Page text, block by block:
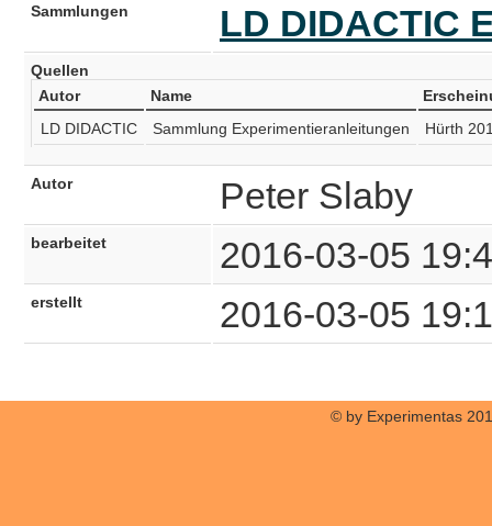
Sammlungen LD DIDACTIC
Quellen
Autor
Name
LD DIDACTIC
Sammlung Experimentieranleitungen Hürth
Autor Peter Slaby
bearbeitet 2016-03-05
erstellt 2016-03-05
© by Experimentas